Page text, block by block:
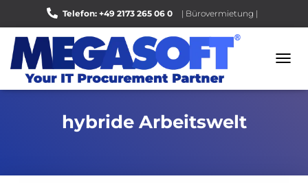
Telefon: +49 2173 265 06 0 | Bürovermietung |
Bewerten Sie uns auf Google |
hybride Arbeitswelt